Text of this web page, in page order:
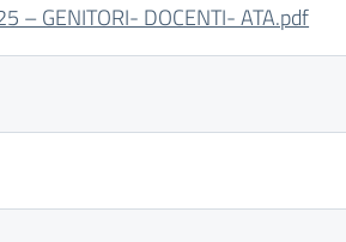
– GENITORI- DOCENTI- ATA.pdf